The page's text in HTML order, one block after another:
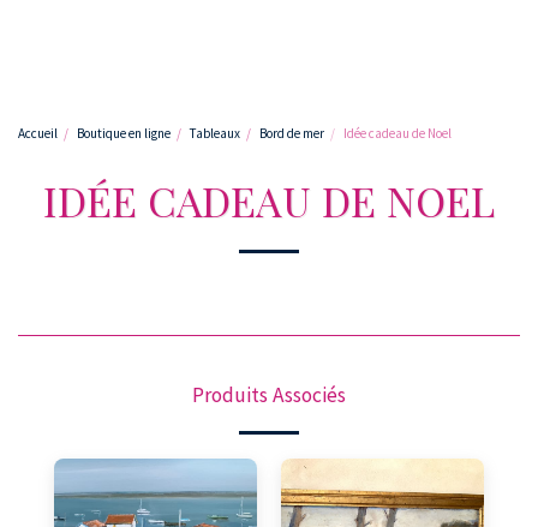
Accueil Boutique en ligne Tableaux Bord de mer Idée cadeau de Noel
IDÉE CADEAU DE NOEL
Produits Associés